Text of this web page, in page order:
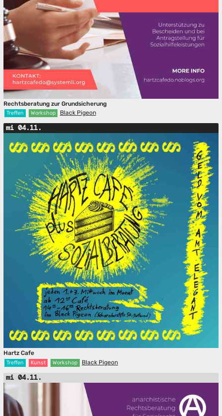
Rechtsberatung zur Grundsicherung
Treffen Workshop Black Pigeon
mi 04.11.
Hartz Cafe
Treffen Kunst Workshop Black Pigeon
mi 04.11.